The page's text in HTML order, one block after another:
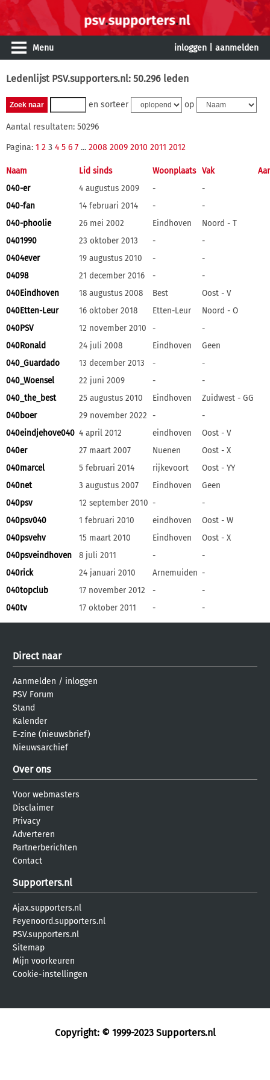
Menu inloggen aanmelden
Ledenlijst PSV.supporters.nl: 50.296 leden
en sorteer op
Aantal resultaten: 50296
Pagina: 1 2 3 4 5 6 7 ... 2008 2009 2010 2011 2012
Naam Lid sinds Woonplaats Vak
040-er
4 augustus 2009 -
-
040-fan
14 februari 2014 -
-
040-phoolie
26 mei 2002 Eindhoven
Noord - T
0401990
23 oktober 2013 -
-
0404ever
19 augustus 2010 -
-
04098
21 december 2016 -
-
040Eindhoven
18 augustus 2008 Best
Oost - V
040Etten-Leur
16 oktober 2018 Etten-Leur
Noord - O
040PSV
12 november 2010 -
-
040Ronald
24 juli 2008 Eindhoven
Geen
040_Guardado
13 december 2013 -
-
040_Woensel
22 juni 2009 -
-
040_the_best
25 augustus 2010 Eindhoven
Zuidwest - GG
040boer
29 november 2022 -
-
040eindjehove040 4 april 2012 eindhoven
Oost - V
040er
27 maart 2007 Nuenen
Oost - X
040marcel
5 februari 2014 rijkevoort
Oost - YY
040net
3 augustus 2007 Eindhoven
Geen
040psv
12 september 2010 -
-
040psv040
1 februari 2010 eindhoven
Oost - W
040psvehv
15 maart 2010 Eindhoven
Oost - X
040psveindhoven
8 juli 2011 -
-
040rick
24 januari 2010 Arnemuiden -
040topclub
17 november 2012 -
-
040tv
17 oktober 2011 - -
Direct naar
Aanmelden / inloggen
PSV Forum
Stand
Kalender
E-zine (nieuwsbrief)
Nieuwsarchief
Over ons
Voor webmasters
Disclaimer
Privacy
Adverteren
Partnerberichten
Contact
Supporters.nl
Ajax.supporters.nl
Feyenoord.supporters.nl
PSV.supporters.nl
Sitemap
Mijn voorkeuren
Cookie-instellingen
Copyright: © 1999-2023 Supporters.nl